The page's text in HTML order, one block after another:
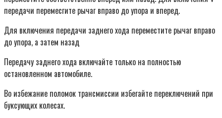
передачи перемесгите рычаг вправо до упора и вперед.
Для включения передачи заднего хода переместите рычаг вправо
до упора, а затем назад
Передачу заднего хода включайте только на полностью
остановленном автомобиле.
Во избежание поломок трансмиссии избегайте переключений при
буксующих колесах.